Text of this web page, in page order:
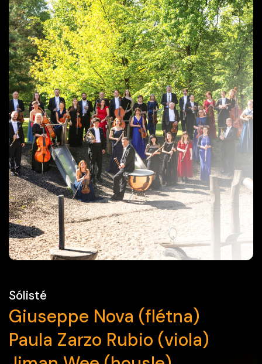
Sólisté
Giuseppe Nova (flétna)
Paula Zarzo Rubio (viola)